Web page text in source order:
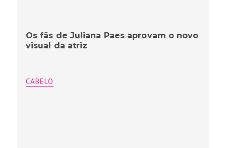
Os fãs de Juliana Paes aprovam o novo
visual da atriz
CABELO